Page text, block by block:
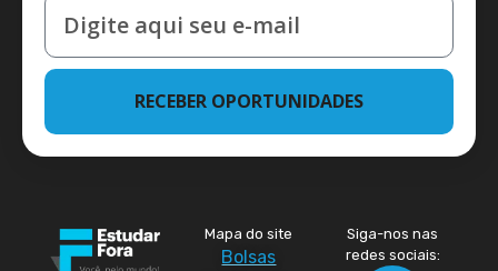
RECEBER OPORTUNIDADES
Mapa do site
Bolsas
Siga-nos nas
redes sociais: